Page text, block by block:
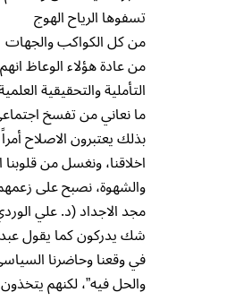
تسفوها الرياح الهوج
من كل الكواكب والجهات
من عادة هؤلاء الوعاظ
التأملية والتحقيقية
ما نعاني من تفسخ
بذلك يعتبرون الاصلاح
اخلاقنا، ونغسل من قلوبنا
والشهوة، نصبح على
مجد الاجداد (د. علي
شك يدركون كما يقول
في وقعنا وحاضرنا
والحل فيه”، لكنهم